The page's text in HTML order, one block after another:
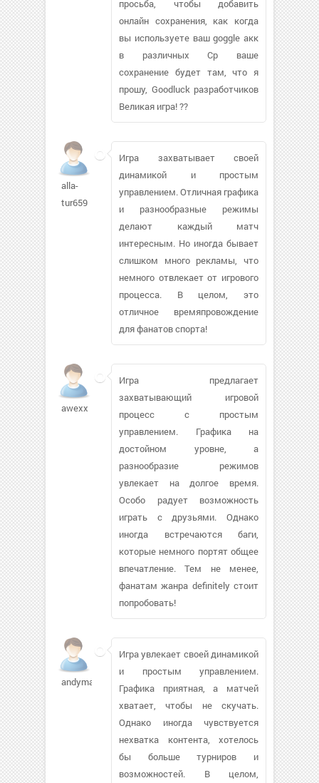
просьба, чтобы добавить
онлайн сохранения, как когда
вы используете ваш goggle акк
в различных Cp ваше
сохранение будет там, что я
прошу, Goodluck разработчиков
Великая игра! ??
alla-
tur659
Игра захватывает своей
динамикой и простым
управлением. Отличная графика
и разнообразные режимы
делают каждый матч
интересным. Но иногда бывает
слишком много рекламы, что
немного отвлекает от игрового
процесса. В целом, это
отличное времяпровождение
для фанатов спорта!
awexx
Игра предлагает
захватывающий игровой
процесс с простым
управлением. Графика на
достойном уровне, а
разнообразие режимов
увлекает на долгое время.
Особо радует возможность
играть с друзьями. Однако
иногда встречаются баги,
которые немного портят общее
впечатление. Тем не менее,
фанатам жанра definitely стоит
попробовать!
andymaikel108
Игра увлекает своей динамикой
и простым управлением.
Графика приятная, а матчей
хватает, чтобы не скучать.
Однако иногда чувствуется
нехватка контента, хотелось
бы больше турниров и
возможностей. В целом,